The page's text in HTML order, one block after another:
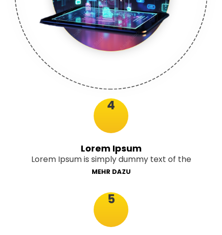
4
Lorem Ipsum
Lorem Ipsum is simply dummy text of the
MEHR DAZU
5